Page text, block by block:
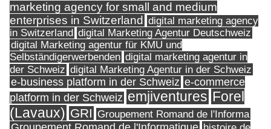
marketing agency for small and medium
enterprises in Switzerland digital marketing agency
in Switzerland digital Marketing Agentur Deutschweiz
digital Marketing agentur für KMU und
Selbständigerwerbenden digital marketing agentur in
der Schweiz digital Marketing Agentur in der Schweiz
e-business platform in der Schweiz e-commerce
platform in der Schweiz emjiventures Forel
(Lavaux) GRI Groupement Romand de l'Informa